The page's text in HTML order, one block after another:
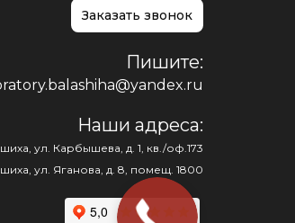
Заказать звонок
Пишите:
Наши адреса:
ул. Карбышева, д. 1, кв./оф.173
ул. Яганова, д. 8, помещ. 1800